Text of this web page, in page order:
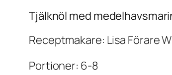
Tjälknöl med
Receptmakare: Lisa Förare
Portioner: 6-8